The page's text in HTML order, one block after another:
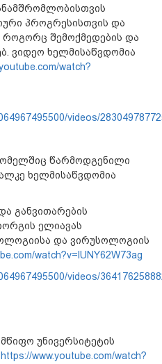
პროგრესისთვის და
შემოქმედების და
ვიდეო ხელმისაწვდომია
watch?
videos/
წარმოდგენილი
ხელმისაწვდომია
განვითარების
ელიავას
და ვირუსოლოგიის
watch?v=lUNY62W73ag
videos/
უნივერსიტეტის
https://www.youtube.com/watch?